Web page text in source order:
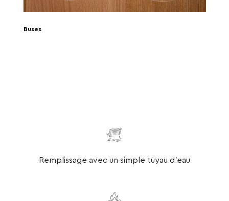
Buses
Remplissage avec un simple tuyau d’eau